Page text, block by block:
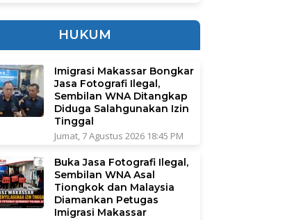
HUKUM
Imigrasi Makassar Bongkar
Jasa Fotografi Ilegal,
Sembilan WNA Ditangkap
Diduga Salahgunakan Izin
Tinggal
Jumat, 7 Agustus 2026 18:45 PM
Buka Jasa Fotografi Ilegal,
Sembilan WNA Asal
Tiongkok dan Malaysia
Diamankan Petugas
Imigrasi Makassar